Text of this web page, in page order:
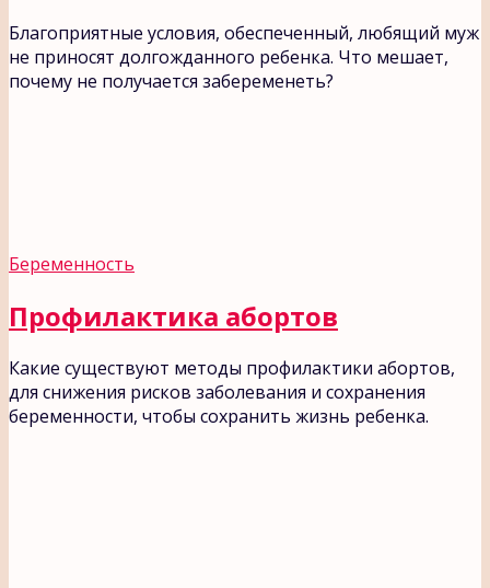
Благоприятные условия, обеспеченный, любящий муж
не приносят долгожданного ребенка. Что мешает,
почему не получается забеременеть?
Беременность
Профилактика абортов
Какие существуют методы профилактики абортов,
для снижения рисков заболевания и сохранения
беременности, чтобы сохранить жизнь ребенка.